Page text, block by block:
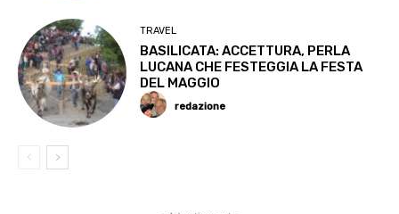
TRAVEL
BASILICATA: ACCETTURA, PERLA
LUCANA CHE FESTEGGIA LA FESTA
DEL MAGGIO
redazione